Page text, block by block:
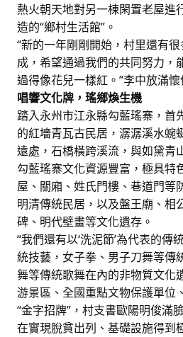
熱火朝天地對另一棟閑置老屋進
造的“鄉村生活館”。
“新的一年剛剛開始，村里還有
成，希望通過我們的共同努力，
過得像花兒一樣紅。”李中放滿懷
唱響文化牌，瑤鄉煥生機
踏入永州市江永縣勾藍瑤寨，首
的紅墻青瓦古民居，潺潺溪水蜿
遠處，石橋橫跨溪流，與如黛青
勾藍瑤寨文化資源豐富，極具特
屋、關廂、姓氏門樓、巷道門等
明清傳統民居，以及盤王廟、相
碑、明代壁畫等文化遺存。
“我們還有以‘洗泥節’為代表的傳
統技藝，女子拳、男子刀舞等傳
舞等傳統歌舞在內的非物質文化
游景區、全國重點文物保護單位
“金字招牌”，村支書歐陽明俊滿
在實現脫貧出列、基礎設施得到